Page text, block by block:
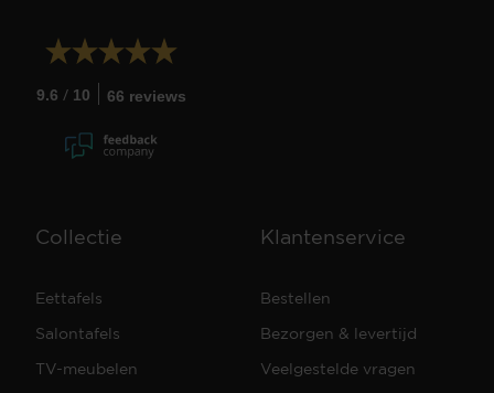
9.6 / 10 66 reviews
Collectie
Eettafels
Salontafels
TV-meubelen
Klantenservice
Bestellen
Bezorgen & levertijd
Veelgestelde vragen